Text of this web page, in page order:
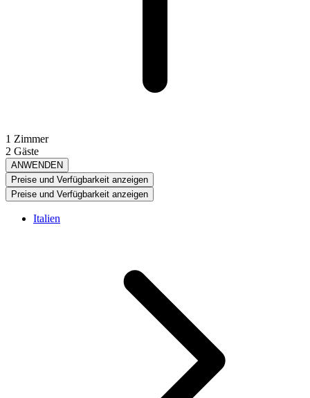
1 Zimmer
2 Gäste
ANWENDEN
Preise und Verfügbarkeit anzeigen
Preise und Verfügbarkeit anzeigen
Italien